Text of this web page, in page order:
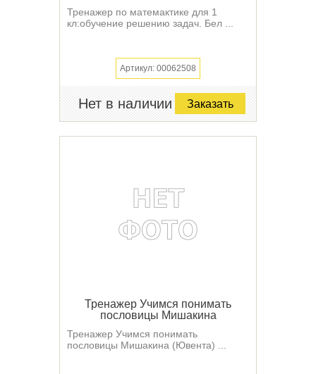
Тренажер по матемактике для 1
кл:обучение решению задач. Бел ...
Артикул: 00062508
Нет в наличии Заказать
Тренажер Учимся понимать
пословицы Мишакина
Тренажер Учимся понимать
пословицы Мишакина (Ювента) ...